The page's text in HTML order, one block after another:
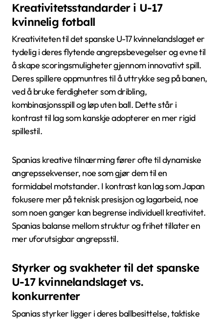
Kreativitetsstandarder i U-17
kvinnelig fotball
Kreativiteten til det spanske U-17 kvinnelandslaget er
tydelig i deres flytende angrepsbevegelser og evne til
å skape scoringsmuligheter gjennom innovativt spill.
Deres spillere oppmuntres til å uttrykke seg på banen,
ved å bruke ferdigheter som dribling,
kombinasjonsspill og løp uten ball. Dette står i
kontrast til lag som kanskje adopterer en mer rigid
spillestil.
Spanias kreative tilnærming fører ofte til dynamiske
angrepssekvenser, noe som gjør dem til en
formidabel motstander. I kontrast kan lag som Japan
fokusere mer på teknisk presisjon og lagarbeid, noe
som noen ganger kan begrense individuell kreativitet.
Spanias balanse mellom struktur og frihet tillater en
mer uforutsigbar angrepsstil.
Styrker og svakheter til det spanske
U-17 kvinnelandslaget vs.
konkurrenter
Spanias styrker ligger i deres ballbesittelse, taktiske